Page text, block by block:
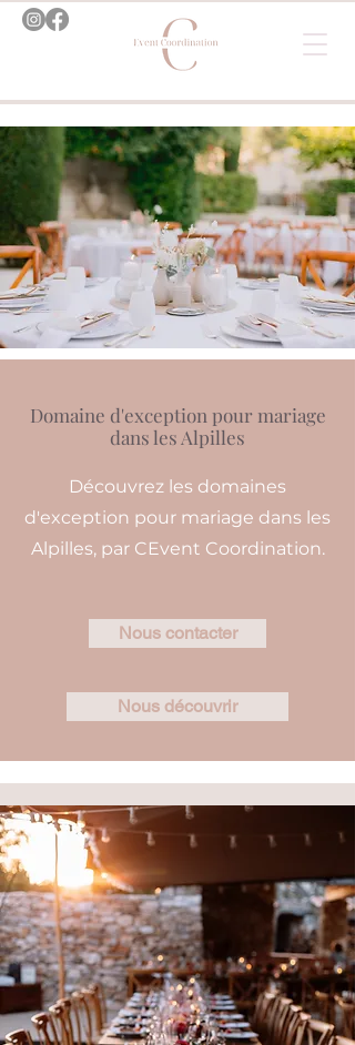
Domaine d'exception pour mariage
dans les Alpilles
Découvrez les domaines
d'exception pour mariage dans les
Alpilles, par CEvent Coordination.
Nous contacter
Nous découvrir